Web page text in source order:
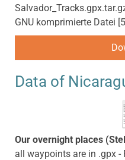
GNU komprimierte Datei
Data of
Our overnight places
all waypoints are in .gpx -